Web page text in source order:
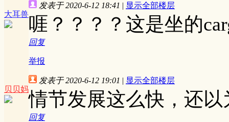
大耳兽
发表于 2020-6-12 18:41 | 显示全部楼层
啀？？？？这是坐的
回复
举报
贝贝妈
发表于 2020-6-12 19:01 | 显示全部楼层
情节发展这么快，还
回复